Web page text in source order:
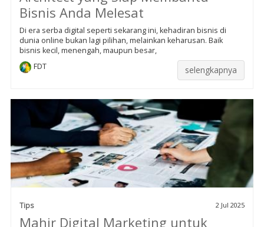
Bisnis Anda Melesat
Di era serba digital seperti sekarang ini, kehadiran bisnis di
dunia online bukan lagi pilihan, melainkan keharusan. Baik
bisnis kecil, menengah, maupun besar,
FDT
selengkapnya
Tips 2 Jul 2025
Mahir Digital Marketing untuk